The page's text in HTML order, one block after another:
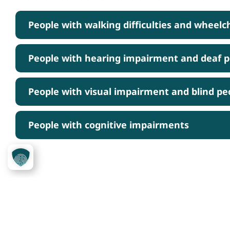
People with walking difficulties and
People with hearing impairment and deaf
People with visual impairment and blind
People with cognitive impairments